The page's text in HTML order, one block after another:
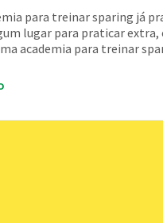
para treinar sparing já
lugar para praticar
academia para treinar